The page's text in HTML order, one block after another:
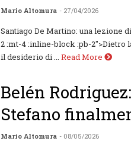
Mario Altomura - 27/04/2026
Santiago De Martino: una lezione
2 :mt-4 :inline-block :pb-2">Dietro
il desiderio di ... Read More
Belén
Stefano
Mario Altomura - 08/05/2026